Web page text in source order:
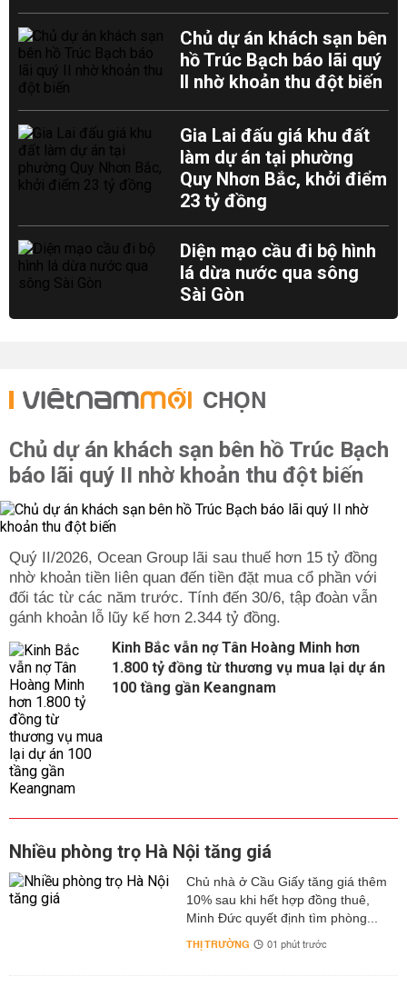
Chủ dự án khách sạn bên
hồ Trúc Bạch báo lãi quý
II nhờ khoản thu đột biến
Gia Lai đấu giá khu đất
làm dự án tại phường
Quy Nhơn Bắc, khởi điểm
23 tỷ đồng
Diện mạo cầu đi bộ hình
lá dừa nước qua sông
Sài Gòn
CHỌN
Chủ dự án khách sạn bên hồ Trúc Bạch
báo lãi quý II nhờ khoản thu đột biến
Quý II/2026, Ocean Group lãi sau thuế hơn 15 tỷ đồng
nhờ khoản tiền liên quan đến tiền đặt mua cổ phần với
đối tác từ các năm trước. Tính đến 30/6, tập đoàn vẫn
gánh khoản lỗ lũy kế hơn 2.344 tỷ đồng.
Kinh Bắc vẫn nợ Tân Hoàng Minh hơn
1.800 tỷ đồng từ thương vụ mua lại dự án
100 tầng gần Keangnam
Nhiều phòng trọ Hà Nội tăng giá
Chủ nhà ở Cầu Giấy tăng giá thêm
10% sau khi hết hợp đồng thuê,
Minh Đức quyết định tìm phòng...
THỊ TRƯỜNG 01 phút trước